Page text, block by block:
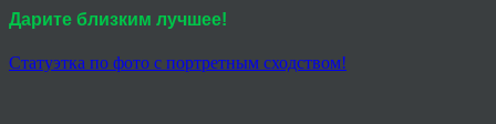
Дарите близким лучшее!
Статуэтка по фото с портретным сходством!